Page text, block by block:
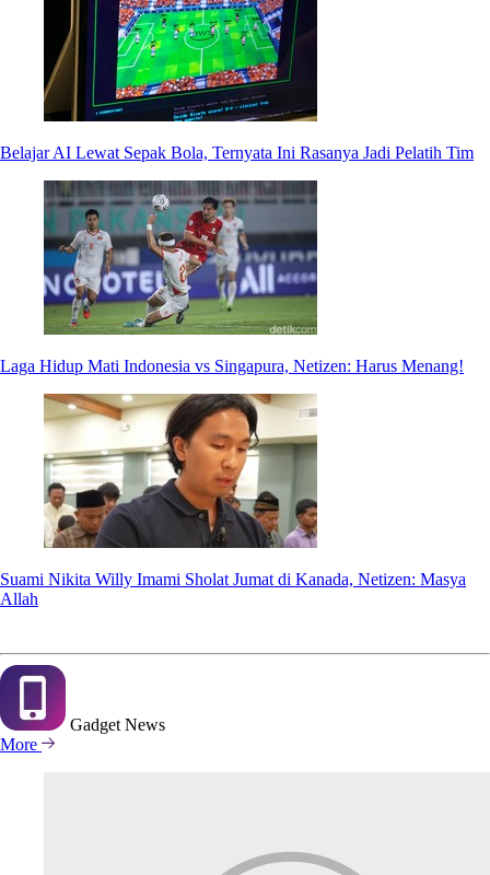
Belajar AI Lewat Sepak Bola, Ternyata Ini Rasanya Jadi Pelatih Tim
Laga Hidup Mati Indonesia vs Singapura, Netizen: Harus Menang!
Suami Nikita Willy Imami Sholat Jumat di Kanada, Netizen: Masya
Allah
Gadget News
More